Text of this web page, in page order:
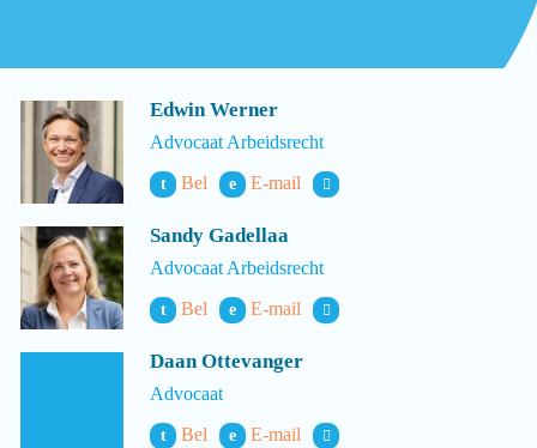
Edwin Werner
Advocaat Arbeidsrecht
t Bel e E-mail
Sandy Gadellaa
Advocaat Arbeidsrecht
t Bel e E-mail
Daan Ottevanger
Advocaat
t Bel e E-mail